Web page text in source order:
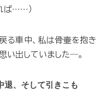
ば……）
る車中、私は骨壷を抱き
い出していました―。
退、そして引きこも